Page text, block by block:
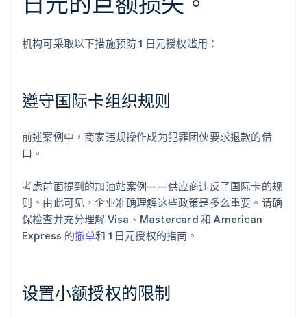
机构可采取以下措施预防 1 日元授权滥用：
遵守国际卡组织规则
前述案例中，商家违规操作成为犯罪团伙要求退款的借
口。
考虑前面提到的加油站案例——供应商违反了国际卡的规
则。由此可见，企业准确理解这些政策是多么重要。请确
保检查并充分理解 Visa、Mastercard 和 American
Express 的撤单和 1 日元授权的指南。
设置小额授权的限制